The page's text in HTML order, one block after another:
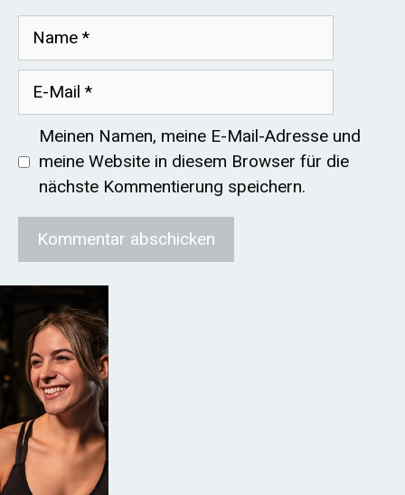
Name
Meinen Namen, meine E-Mail-Adresse und
meine Website in diesem Browser für die
nächste Kommentierung speichern.